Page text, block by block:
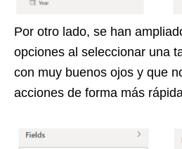
Por otro lado, se han
opciones al seleccionar una
con muy buenos ojos y que
acciones de forma más